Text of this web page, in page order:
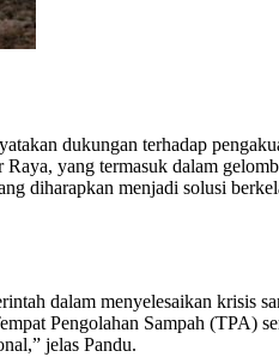
dukungan terhadap
yang termasuk dalam
diharapkan menjadi solusi
dalam menyelesaikan krisis
Pengolahan Sampah (TPA)
jelas Pandu.